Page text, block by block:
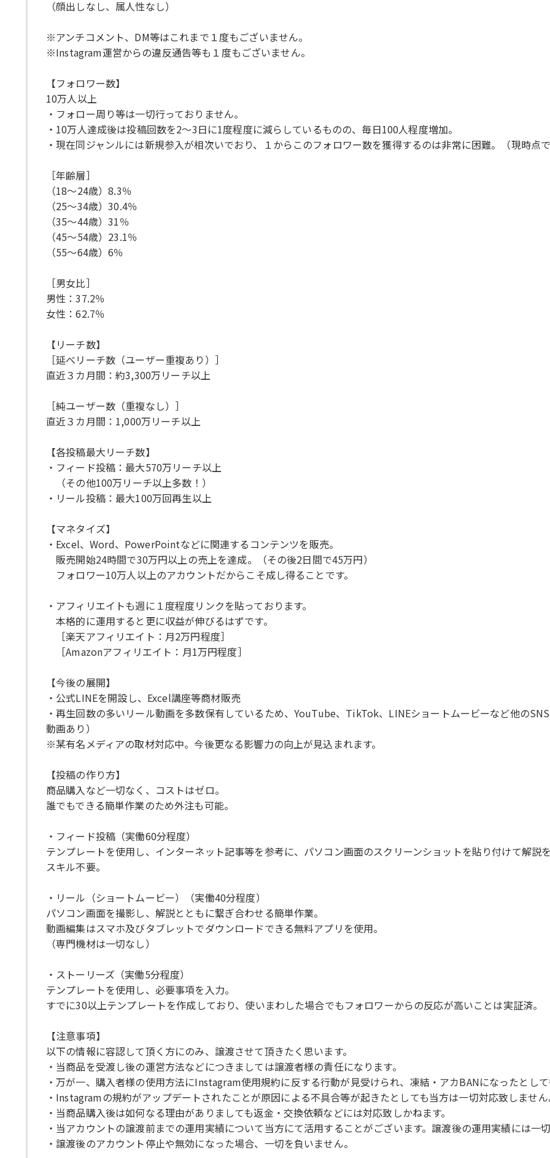
（顔出しなし、属人性なし）
※アンチコメント、DM等はこれまで１度もございません。
※Instagram運営からの違反通告等も１度もございません。
【フォロワー数】
10万人以上
・フォロー周り等は一切行っておりません。
・10万人達成後は投稿回数を2～3日に1度程度に減らしているものの、毎日100人程度増加。
・現在同ジャンルには新規参入が相次いでおり、１からこのフォロワー数を獲得するのは非常に困難。（現時点
［年齢層］
（18～24歳）8.3％
（25～34歳）30.4％
（35～44歳）31％
（45～54歳）23.1％
（55～64歳）6％
［男女比］
男性：37.2％
女性：62.7％
【リーチ数】
［延べリーチ数（ユーザー重複あり）］
直近３カ月間：約3,300万リーチ以上
［純ユーザー数（重複なし）］
直近３カ月間：1,000万リーチ以上
【各投稿最大リーチ数】
・フィード投稿：最大570万リーチ以上
（その他100万リーチ以上多数！）
・リール投稿：最大100万回再生以上
【マネタイズ】
・Excel、Word、PowerPointなどに関連するコンテンツを販売。
販売開始24時間で30万円以上の売上を達成。（その後2日間で45万円）
フォロワー10万人以上のアカウントだからこそ成し得ることです。
・アフィリエイトも週に１度程度リンクを貼っております。
本格的に運用すると更に収益が伸びるはずです。
［楽天アフィリエイト：月2万円程度］
［Amazonアフィリエイト：月1万円程度］
【今後の展開】
・公式LINEを開設し、Excel講座等商材販売
・再生回数の多いリール動画を多数保有しているため、YouTube、TikTok、LINEショートムービーなど他の
動画あり）
※某有名メディアの取材対応中。今後更なる影響力の向上が見込まれます。
【投稿の作り方】
商品購入など一切なく、コストはゼロ。
誰でもできる簡単作業のため外注も可能。
・フィード投稿（実働60分程度）
テンプレートを使用し、インターネット記事等を参考に、パソコン画面のスクリーンショットを貼り付けて解説
スキル不要。
・リール（ショートムービー）（実働40分程度）
パソコン画面を撮影し、解説とともに繋ぎ合わせる簡単作業。
動画編集はスマホ及びタブレットでダウンロードできる無料アプリを使用。
（専門機材は一切なし）
・ストーリーズ（実働5分程度）
テンプレートを使用し、必要事項を入力。
すでに30以上テンプレートを作成しており、使いまわした場合でもフォロワーからの反応が高いことは実証済。
【注意事項】
以下の情報に容認して頂く方にのみ、譲渡させて頂きたく思います。
・当商品を受渡し後の運営方法などにつきましては譲渡者様の責任になります。
・万が一、購入者様の使用方法にInstagram使用規約に反する行動が見受けられ、凍結・アカBANになったとし
・Instagramの規約がアップデートされたことが原因による不具合等が起きたとしても当方は一切対応致しませ
・当商品購入後は如何なる理由がありましても返金・交換依頼などには対応致しかねます。
・当アカウントの譲渡前までの運用実績について当方にて活用することがございます。譲渡後の運用実績には一
・譲渡後のアカウント停止や無効になった場合、一切を負いません。